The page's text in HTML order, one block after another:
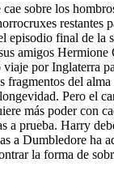
sobre los
restantes
episodio final de la
amigos Hermione
por Inglaterra
fragmentos del
Pero el
más poder con
a prueba. Harry
a Dumbledore ha
la forma de